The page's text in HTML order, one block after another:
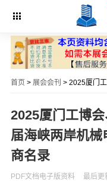
首页 > 展会会刊 > 2025厦门工博会、
2025厦门工博
届海峡两岸机
商名录
PDF文档电子版资料 最后更